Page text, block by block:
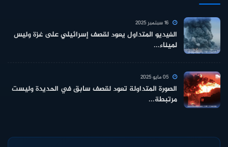
الفيديو المتداول يعود لقصف إسرائيلي على غزة وليس
لميناء...
الصورة المتداولة تعود لقصف سابق في الحديدة وليست
مرتبطة...